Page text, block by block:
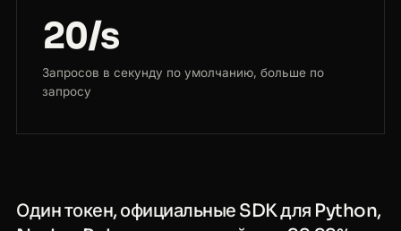
20/s
Запросов в секунду по умолчанию, больше по
запросу
Один токен, официальные SDK для Python,